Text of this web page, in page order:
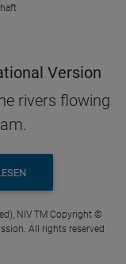
Version
rivers flowing
NIV TM Copyright ©
All rights reserved